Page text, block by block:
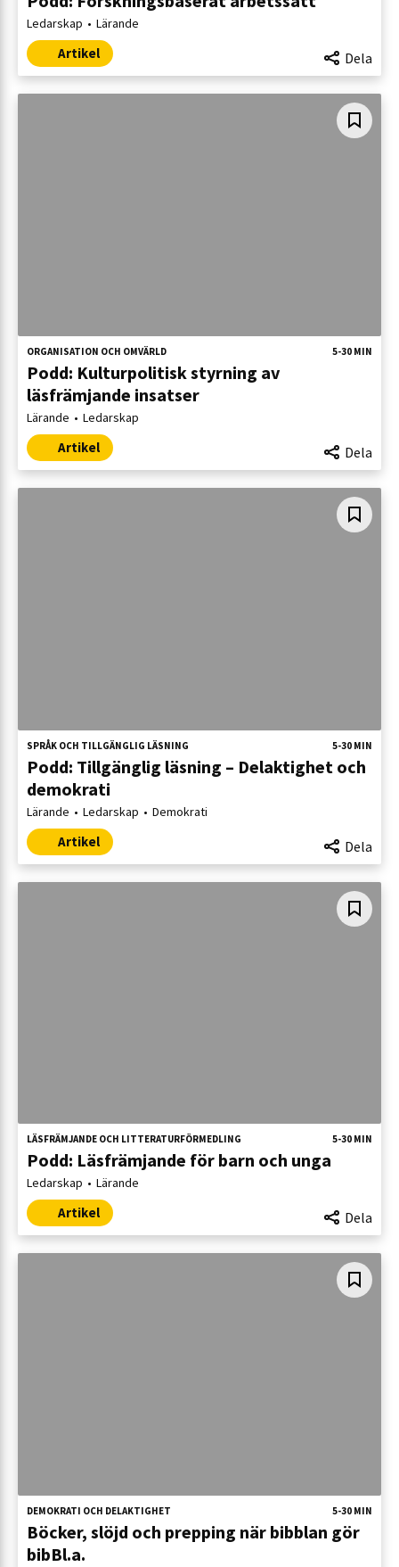
Ledarskap Lärande
Artikel Dela
ORGANISATION OCH OMVÄRLD 5-30 MIN
Podd: Kulturpolitisk styrning av
läsfrämjande insatser
Lärande Ledarskap
Artikel Dela
SPRÅK OCH TILLGÄNGLIG LÄSNING 5-30 MIN
Podd: Tillgänglig läsning – Delaktighet och
demokrati
Lärande Ledarskap Demokrati
Artikel Dela
LÄSFRÄMJANDE OCH LITTERATURFÖRMEDLING 5-30 MIN
Podd: Läsfrämjande för barn och unga
Ledarskap Lärande
Artikel Dela
DEMOKRATI OCH DELAKTIGHET 5-30 MIN
Böcker, slöjd och prepping när bibblan gör
bibBl.a.